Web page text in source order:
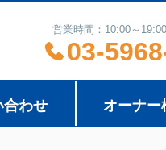
営業時間：10:00～
03-
合わせ オーナー